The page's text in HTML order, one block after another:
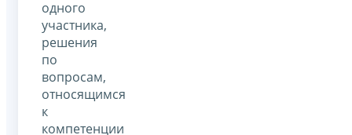
одного
участника,
решения
по
вопросам,
относящимся
к
компетенции